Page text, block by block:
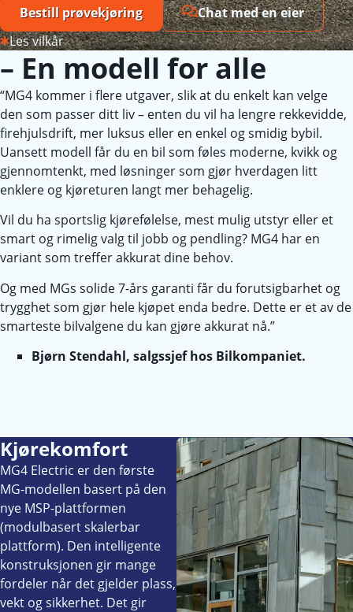
Bestill prøvekjøring
Chat med en eier
Les vilkår
– En modell for alle
“MG4 kommer i flere utgaver, slik at du enkelt kan velge
den som passer ditt liv – enten du vil ha lengre rekkevidde,
firehjulsdrift, mer luksus eller en enkel og smidig bybil.
Uansett modell får du en bil som føles moderne, kvikk og
gjennomtenkt, med løsninger som gjør hverdagen litt
enklere og kjøreturen langt mer behagelig.
Vil du ha sportslig kjørefølelse, mest mulig utstyr eller et
smart og rimelig valg til jobb og pendling? MG4 har en
variant som treffer akkurat dine behov.
Og med MGs solide 7-års garanti får du forutsigbarhet og
trygghet som gjør hele kjøpet enda bedre. Dette er et av de
smarteste bilvalgene du kan gjøre akkurat nå.”
Bjørn Stendahl, salgssjef hos Bilkompaniet.
Kjørekomfort
MG4 Electric er den første
MG-modellen basert på den
nye MSP-plattformen
(modulbasert skalerbar
plattform). Den intelligente
konstruksjonen gir mange
fordeler når det gjelder plass,
vekt og sikkerhet. Det gir